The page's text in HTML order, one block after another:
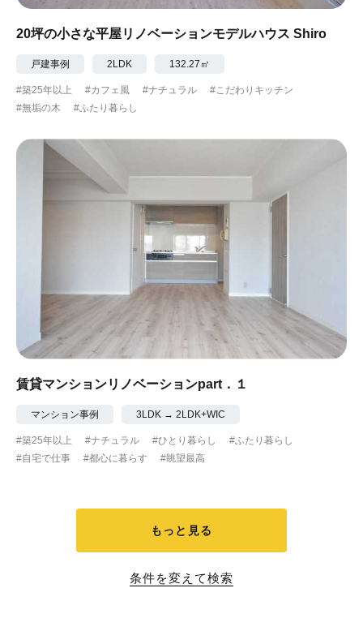
20坪の小さな平屋リノベーションモデルハウス Shiro
戸建事例 2LDK 132.27㎡
#築25年以上 #カフェ風 #ナチュラル
#こだわりキッチン
#無垢の木
#ふたり暮らし
賃貸マンションリノベーションpart．１
マンション事例 3LDK → 2LDK+WIC
#築25年以上 #ナチュラル #ひとり暮らし
#ふたり暮らし
#自宅で仕事
#都心に暮らす #眺望最高
もっと見る
条件を変えて検索